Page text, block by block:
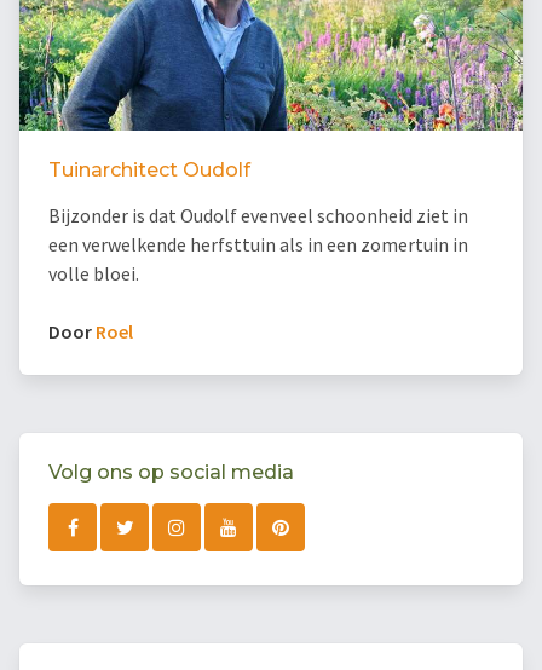
Tuinarchitect Oudolf
Bijzonder is dat Oudolf evenveel schoonheid ziet in
een verwelkende herfsttuin als in een zomertuin in
volle bloei.
Door Roel
Volg ons op social media